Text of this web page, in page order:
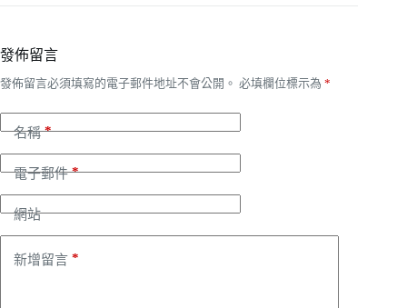
發佈留言
發佈留言必須填寫的電子郵件地址不會公開。 必填欄位標示為 *
名稱*
電子郵件*
網站
新增留言 *